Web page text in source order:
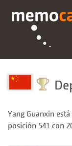
Yang Guanxin
posición 541 con